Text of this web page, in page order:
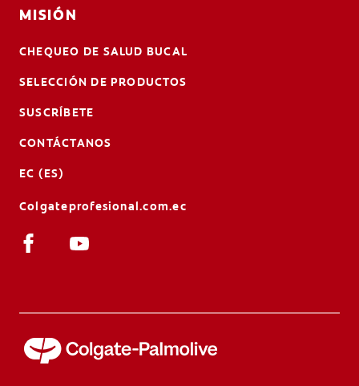
MISIÓN
CHEQUEO DE SALUD BUCAL
SELECCIÓN DE PRODUCTOS
SUSCRÍBETE
CONTÁCTANOS
EC (ES)
Colgateprofesional.com.ec